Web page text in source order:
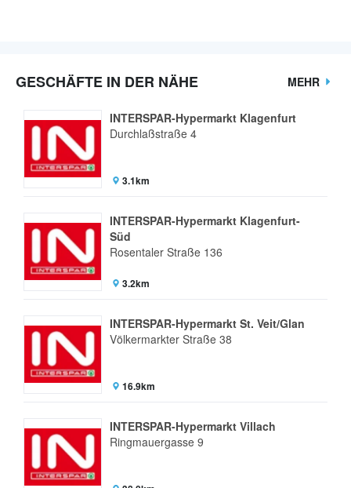
GESCHÄFTE IN DER NÄHE MEHR
INTERSPAR-Hypermarkt Klagenfurt
Durchlaßstraße 4
3.1km
INTERSPAR-Hypermarkt Klagenfurt-
Süd
Rosentaler Straße 136
3.2km
INTERSPAR-Hypermarkt St. Veit/Glan
Völkermarkter Straße 38
16.9km
INTERSPAR-Hypermarkt Villach
Ringmauergasse 9